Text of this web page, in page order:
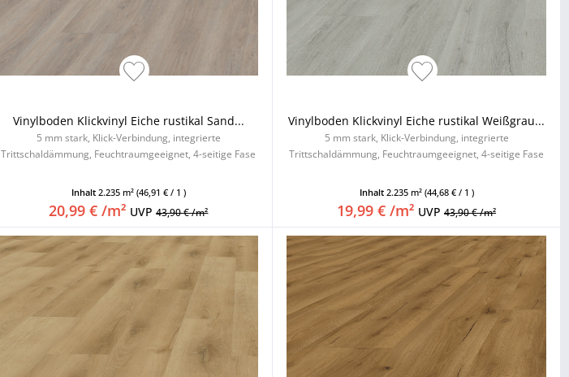
Vinylboden Klickvinyl Eiche rustikal Sand...
5 mm stark, Klick-Verbindung, integrierte
Trittschaldämmung, Feuchtraumgeeignet, 4-seitige Fase
Inhalt 2.235 m² (46,91 € / 1 )
20,99 € /m² UVP43,90 € /m²
Vinylboden Klickvinyl Eiche rustikal Weißgrau...
5 mm stark, Klick-Verbindung, integrierte
Trittschaldämmung, Feuchtraumgeeignet, 4-seitige Fase
Inhalt 2.235 m² (44,68 € / 1 )
19,99 € /m² UVP43,90 € /m²